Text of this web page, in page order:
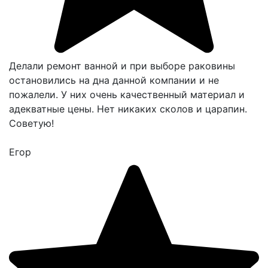
Делали ремонт ванной и при выборе раковины
остановились на дна данной компании и не
пожалели. У них очень качественный материал и
адекватные цены. Нет никаких сколов и царапин.
Советую!
Егор